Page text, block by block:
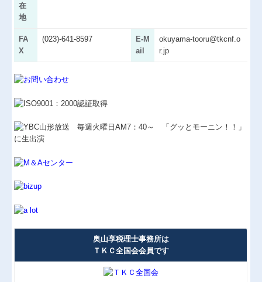
TKCシステムQ&A
経営革新等支援機関とは
経営者の四季
国の共済制度活用コーナー
小規模企業共済制度
中小企業倒産防止共済制度
奥山享税理士事務所は
ＴＫＣ全国会会員です
在
地
FA
X
(023)-641-8597
E-M
ail
okuyama-tooru@tkcnf.o
r.jp